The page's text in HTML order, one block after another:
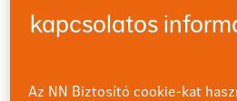
kapcsolatos
Az NN Biztosító cookie-kat